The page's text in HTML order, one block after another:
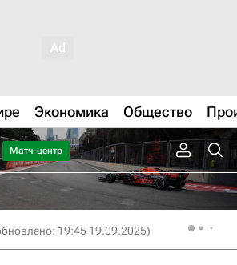
Экономика Общество
Матч-центр
19:45 19.09.2025)